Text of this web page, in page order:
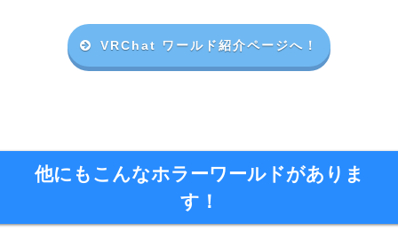
VRChat ワールド紹介ページへ！
他にもこんなホラーワールドがありま
す！